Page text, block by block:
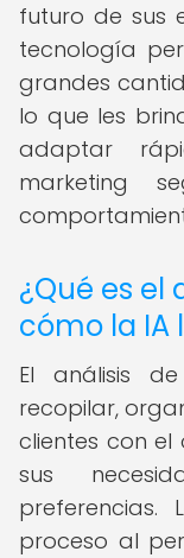
futuro de sus
tecnología
grandes
lo que les
adaptar
marketing
¿Qué es el
cómo la IA
El análisis
recopilar,
clientes con
sus
preferencias.
proceso al